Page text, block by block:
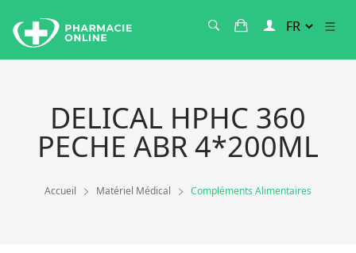
DELICAL HPHC 360
PECHE ABR 4*200ML
Accueil Matériel Médical Compléments Alimentaires